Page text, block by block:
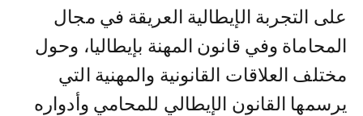
على التجربة الإيطالية العريقة في مجال
المحاماة وفي قانون المهنة بإيطاليا، وحول
مختلف العلاقات القانونية والمهنية التي
يرسمها القانون الإيطالي للمحامي وأدواره